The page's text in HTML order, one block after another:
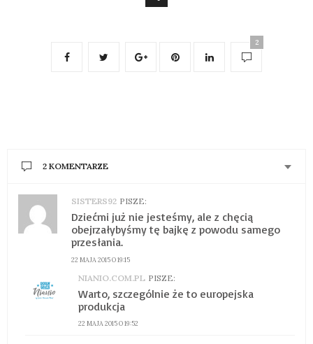
2
2 KOMENTARZE
SISTERS92 PISZE:
22 MAJA 2015 O 19:15
Dziećmi już nie jesteśmy, ale z chęcią
obejrzałybyśmy tę bajkę z powodu samego
przesłania.
NIANIO.COM.PL PISZE:
22 MAJA 2015 O 19:52
Warto, szczególnie że to europejska
produkcja